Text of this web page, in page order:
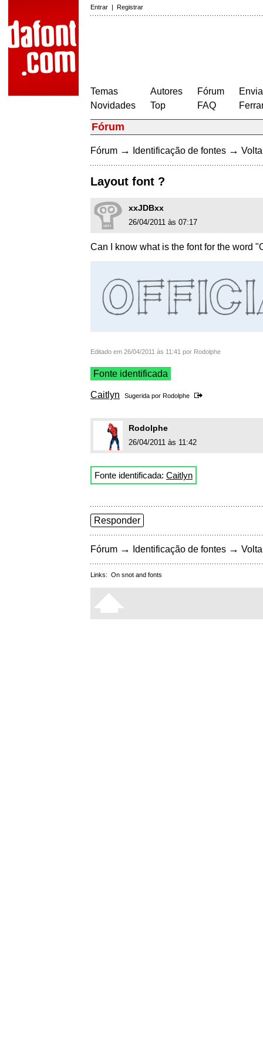
Entrar | Registrar
Temas
Novidades
Autores
Top
Fórum
FAQ
Fórum
Fórum → Identificação de fontes →
Layout font ?
xxJDBxx
26/04/2011 às 07:17
Can I know what is the font for the word
Editado em 26/04/2011 às 11:41 por Rodolphe
Fonte identificada
Caitlyn Sugerida por Rodolphe
Rodolphe
26/04/2011 às 11:42
Fonte identificada: Caitlyn
Responder
Fórum → Identificação de fontes →
Links: On snot and fonts